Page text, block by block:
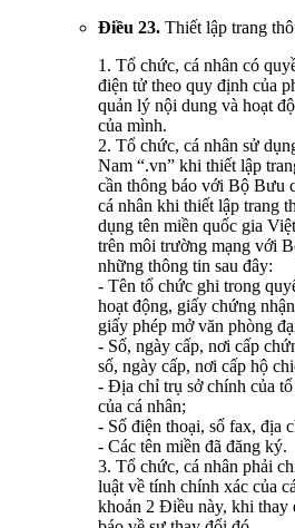
Điều 23. Thiết lập trang
1. Tổ chức, cá nhân có
điện tử theo quy định của
quản lý nội dung và hoạt
của mình.
2. Tổ chức, cá nhân sử
Nam “.vn” khi thiết lập
cần thông báo với Bộ Bưu
cá nhân khi thiết lập trang
dụng tên miền quốc gia
trên môi trường mạng với
những thông tin sau đây:
- Tên tổ chức ghi trong
hoạt động, giấy chứng
giấy phép mở văn phòng
- Số, ngày cấp, nơi cấp
số, ngày cấp, nơi cấp hộ
- Địa chỉ trụ sở chính của
của cá nhân;
- Số điện thoại, số fax, địa
- Các tên miền đã đăng ký.
3. Tổ chức, cá nhân phải
luật về tính chính xác của
khoản 2 Điều này, khi thay